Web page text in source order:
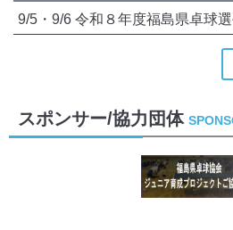
スポンサー/協力団体